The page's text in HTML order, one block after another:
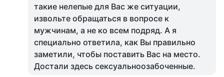
такие нелепые для Вас же ситуации,
извольте обращаться в вопросе к
мужчинам, а не ко всем подряд. А я
специально ответила, как Вы правильно
заметили, чтобы поставить Вас на место.
Достали здесь сексуальноозабоченные.